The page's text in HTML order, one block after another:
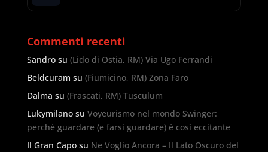
Commenti recenti
Sandrosu (Lido di Ostia, RM) Via Ugo Ferrandi
Beldcuram su (Fiumicino, RM) Zona Faro
Dalma su (Frascati, RM) Tusculum
Lukymilanosu Voyeurismo nel mondo Swinger:
perché guardare (e farsi guardare) è così eccitante
Il Gran Caposu Ne Voglio Ancora – Il Lato Oscuro del